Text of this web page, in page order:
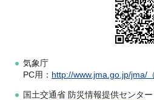
気象庁
PC用： http://www.jma.go.jp/jma/
国土交通省 防災情報提供センター